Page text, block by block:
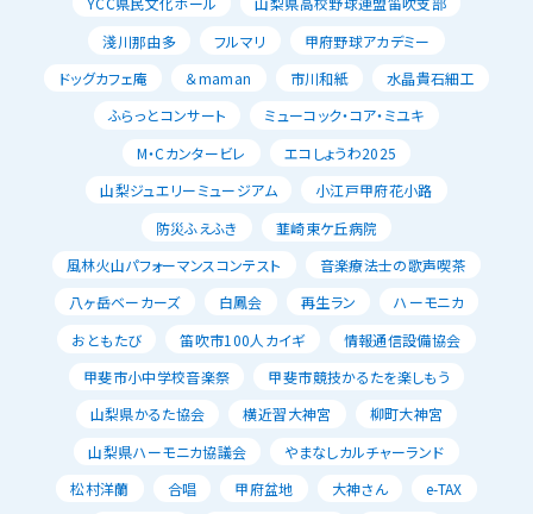
淺川那由多
フルマリ
甲府野球アカデミー
ドッグカフェ庵
＆maman 市川和紙
水晶貴石細工
ふらっとコンサート
ミューコック・コア・ミユキ
M・Cカンタービレ
エコしょうわ2025
山梨ジュエリーミュージアム
小江戸甲府花小路
防災ふえふき
韮崎東ケ丘病院
風林火山パフォーマンスコンテスト
音楽療法士の歌声喫茶
八ヶ岳ベーカーズ
白鳳会 再生ラン
ハーモニカ
おともたび
笛吹市100人カイギ
情報通信設備協会
甲斐市小中学校音楽祭
甲斐市競技かるたを楽しもう
山梨県かるた協会
横近習大神宮
柳町大神宮
山梨県ハーモニカ協議会
やまなしカルチャーランド
松村洋蘭
合唱 甲府盆地 大神さん
e-TAX